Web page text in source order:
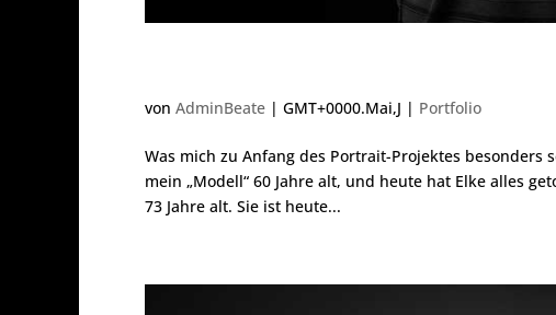
von AdminBeate | GMT+0000.Mai,J | Portfolio
Was mich zu Anfang des Portrait-Projektes besonders
mein „Modell“ 60 Jahre alt, und heute hat Elke alles
73 Jahre alt. Sie ist heute...